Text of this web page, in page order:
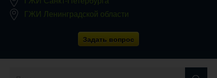
ГЖИ Ленинградской области
Задать вопрос